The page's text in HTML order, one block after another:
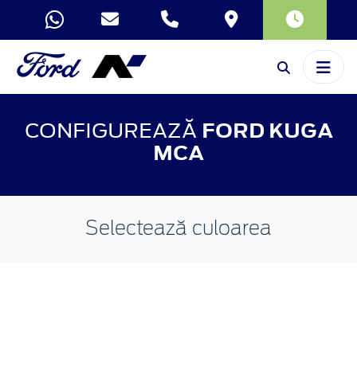
CONFIGUREAZĂ FORD KUGA
MCA
Selectează culoarea